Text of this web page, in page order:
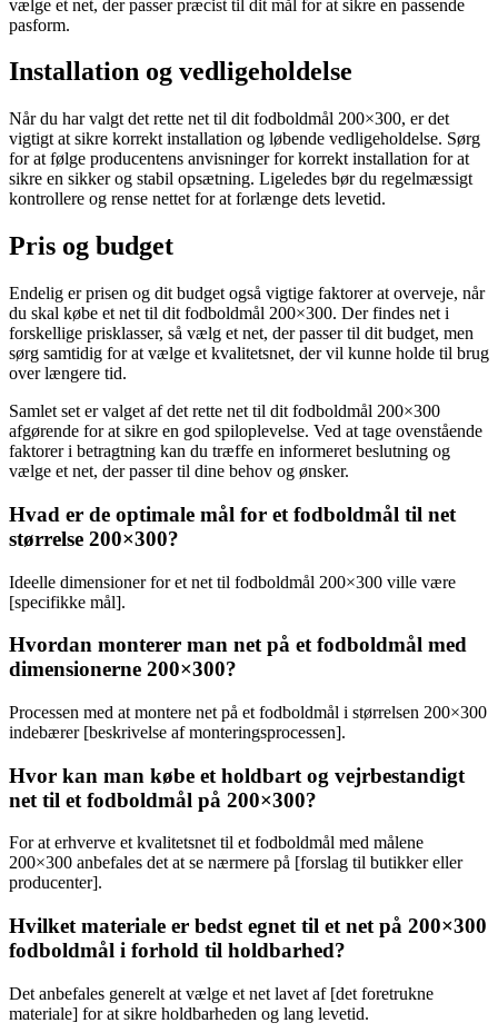
vælge et net, der passer præcist til dit mål for at sikre en passende
pasform.
Installation og vedligeholdelse
Når du har valgt det rette net til dit fodboldmål 200×300, er det
vigtigt at sikre korrekt installation og løbende vedligeholdelse. Sørg
for at følge producentens anvisninger for korrekt installation for at
sikre en sikker og stabil opsætning. Ligeledes bør du regelmæssigt
kontrollere og rense nettet for at forlænge dets levetid.
Pris og budget
Endelig er prisen og dit budget også vigtige faktorer at overveje, når
du skal købe et net til dit fodboldmål 200×300. Der findes net i
forskellige prisklasser, så vælg et net, der passer til dit budget, men
sørg samtidig for at vælge et kvalitetsnet, der vil kunne holde til brug
over længere tid.
Samlet set er valget af det rette net til dit fodboldmål 200×300
afgørende for at sikre en god spiloplevelse. Ved at tage ovenstående
faktorer i betragtning kan du træffe en informeret beslutning og
vælge et net, der passer til dine behov og ønsker.
Hvad er de optimale mål for et fodboldmål til net
størrelse 200×300?
Ideelle dimensioner for et net til fodboldmål 200×300 ville være
[specifikke mål].
Hvordan monterer man net på et fodboldmål med
dimensionerne 200×300?
Processen med at montere net på et fodboldmål i størrelsen 200×300
indebærer [beskrivelse af monteringsprocessen].
Hvor kan man købe et holdbart og vejrbestandigt
net til et fodboldmål på 200×300?
For at erhverve et kvalitetsnet til et fodboldmål med målene
200×300 anbefales det at se nærmere på [forslag til butikker eller
producenter].
Hvilket materiale er bedst egnet til et net på 200×300
fodboldmål i forhold til holdbarhed?
Det anbefales generelt at vælge et net lavet af [det foretrukne
materiale] for at sikre holdbarheden og lang levetid.